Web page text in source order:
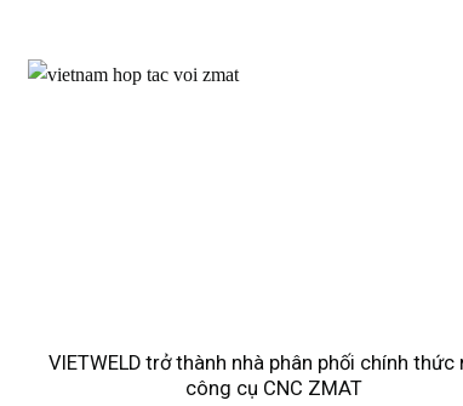
VIETWELD trở thành nhà phân phối chính thức
công cụ CNC ZMAT